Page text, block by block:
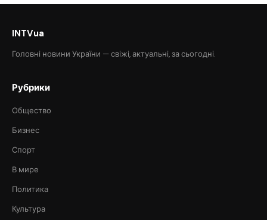
INTVua
Головні новини України — свіжі, актуальні, за сьогодні.
Рубрики
Общество
Бизнес
Спорт
В мире
Политика
Культура